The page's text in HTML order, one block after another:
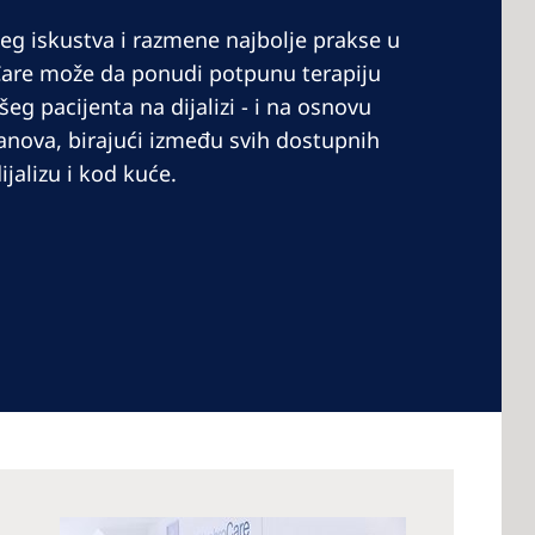
iskustva i razmene najbolje prakse u
može da ponudi potpunu terapiju
pacijenta na dijalizi - i na osnovu
birajući između svih dostupnih
i kod kuće.